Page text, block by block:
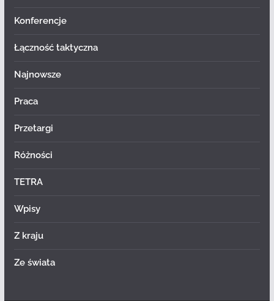
Konferencje
Łączność taktyczna
Najnowsze
Praca
Przetargi
Różności
TETRA
Wpisy
Z kraju
Ze świata